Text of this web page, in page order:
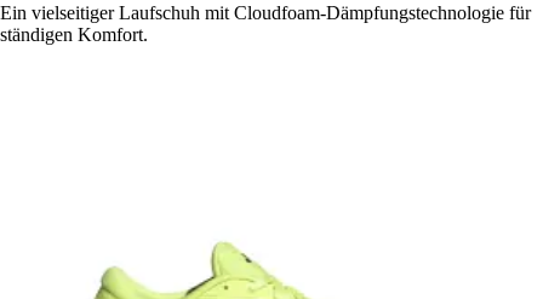
Ein vielseitiger Laufschuh mit Cloudfoam-Dämpfungstechnologie für
ständigen Komfort.